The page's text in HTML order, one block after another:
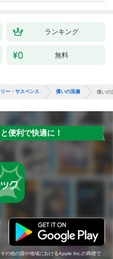
ランキング
無料
リー・サスペンス 償いの流儀 償いの
便利で快適に！
の他の国や地域におけるApple Inc.の商標で